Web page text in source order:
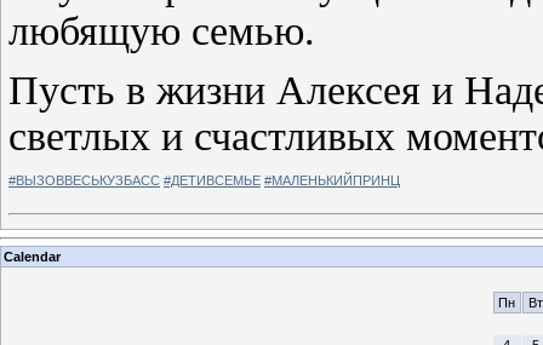
любящую семью.
Пусть в жизни Алексея и
светлых и счастливых
#ВЫЗОВВЕСЬКУЗБАСС #ДЕТИВСЕМЬЕ #МАЛЕНЬКИЙПРИНЦ
Calendar
Пн Вт